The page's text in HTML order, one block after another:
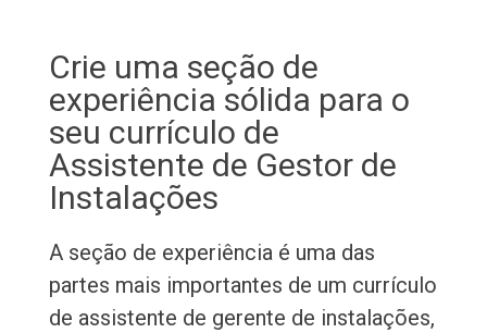
Crie uma seção de
experiência sólida para o
seu currículo de
Assistente de Gestor de
Instalações
A seção de experiência é uma das
partes mais importantes de um currículo
de assistente de gerente de instalações,